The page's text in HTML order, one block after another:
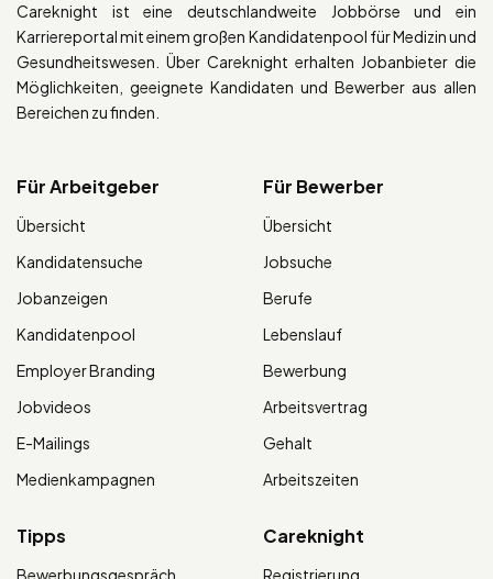
Careknight ist eine deutschlandweite Jobbörse und ein
Karriereportal mit einem großen Kandidatenpool für Medizin und
Gesundheitswesen. Über Careknight erhalten Jobanbieter die
Möglichkeiten, geeignete Kandidaten und Bewerber aus allen
Bereichen zu finden.
Für Arbeitgeber
Übersicht
Kandidatensuche
Jobanzeigen
Kandidatenpool
Employer Branding
Jobvideos
E-Mailings
Medienkampagnen
Für Bewerber
Übersicht
Jobsuche
Berufe
Lebenslauf
Bewerbung
Arbeitsvertrag
Gehalt
Arbeitszeiten
Tipps
Bewerbungsgespräch
Careknight
Registrierung